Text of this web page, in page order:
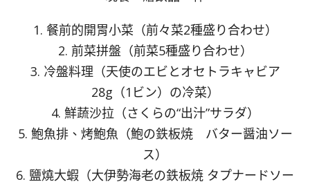
1. 餐前的開胃小菜（前々菜2種盛り合わせ）
2. 前菜拼盤（前菜5種盛り合わせ）
3. 冷盤料理（天使のエビとオセトラキャビア
28g（1ビン）の冷菜）
4. 鮮蔬沙拉（さくらの“出汁”サラダ）
5. 鮑魚排、烤鮑魚（鮑の鉄板焼 バター醤油ソー
ス）
6. 鹽燒大蝦（大伊勢海老の鉄板焼 タプナードソー